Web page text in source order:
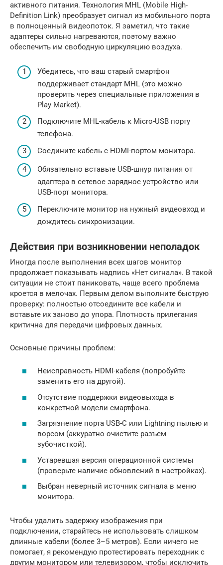
активного питания. Технология MHL (Mobile High-
Definition Link) преобразует сигнал из мобильного порта
в полноценный видеопоток. Я заметил, что такие
адаптеры сильно нагреваются, поэтому важно
обеспечить им свободную циркуляцию воздуха.
Убедитесь, что ваш старый смартфон
поддерживает стандарт MHL (это можно
проверить через специальные приложения в
Play Market).
Подключите MHL-кабель к Micro-USB порту
телефона.
Соедините кабель с HDMI-портом монитора.
Обязательно вставьте USB-шнур питания от
адаптера в сетевое зарядное устройство или
USB-порт монитора.
Переключите монитор на нужный видеовход и
дождитесь синхронизации.
Действия при возникновении неполадок
Иногда после выполнения всех шагов монитор
продолжает показывать надпись «Нет сигнала». В такой
ситуации не стоит паниковать, чаще всего проблема
кроется в мелочах. Первым делом выполните быструю
проверку: полностью отсоедините все кабели и
вставьте их заново до упора. Плотность прилегания
критична для передачи цифровых данных.
Основные причины проблем:
Неисправность HDMI-кабеля (попробуйте
заменить его на другой).
Отсутствие поддержки видеовыхода в
конкретной модели смартфона.
Загрязнение порта USB-C или Lightning пылью и
ворсом (аккуратно очистите разъем
зубочисткой).
Устаревшая версия операционной системы
(проверьте наличие обновлений в настройках).
Выбран неверный источник сигнала в меню
монитора.
Чтобы удалить задержку изображения при
подключении, старайтесь не использовать слишком
длинные кабели (более 3–5 метров). Если ничего не
помогает, я рекомендую протестировать переходник с
другим монитором или телевизором, чтобы исключить